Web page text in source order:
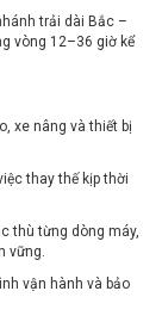
trải dài Bắc –
vòng 12–36 giờ kể
xe nâng và thiết bị
thay thế kịp thời
thù từng dòng máy,
vững.
vận hành và bảo